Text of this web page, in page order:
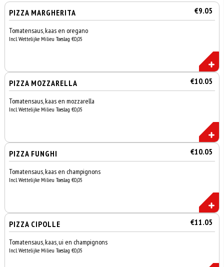
PIZZA MARGHERITA €9.05
Tomatensaus, kaas en oregano
Incl. Wettelijke Milieu Toeslag €0,05
PIZZA MOZZARELLA €10.05
Tomatensaus, kaas en mozzarella
Incl. Wettelijke Milieu Toeslag €0,05
PIZZA FUNGHI €10.05
Tomatensaus, kaas en champignons
Incl. Wettelijke Milieu Toeslag €0,05
PIZZA CIPOLLE €11.05
Tomatensaus, kaas, ui en champignons
Incl. Wettelijke Milieu Toeslag €0,05